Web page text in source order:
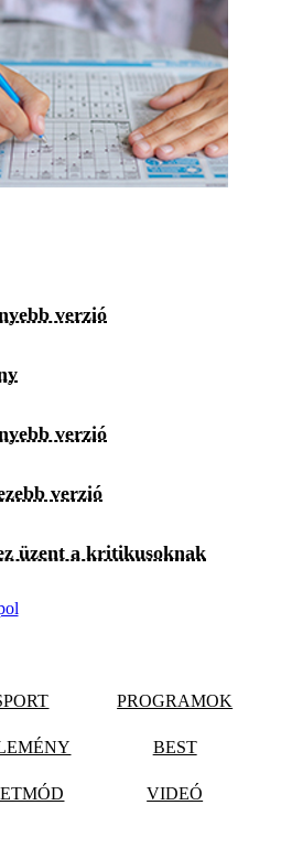
verzió
verzió
verzió
üzent a kritikusoknak
PROGRAMOK
BEST
VIDEÓ